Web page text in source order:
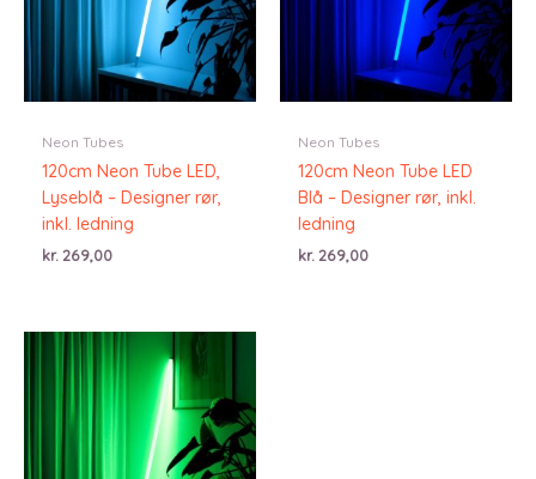
Neon Tubes
120cm Neon Tube LED,
Lyseblå – Designer rør,
inkl. ledning
kr. 269,00
Neon Tubes
120cm Neon Tube LED
Blå – Designer rør, inkl.
ledning
kr. 269,00